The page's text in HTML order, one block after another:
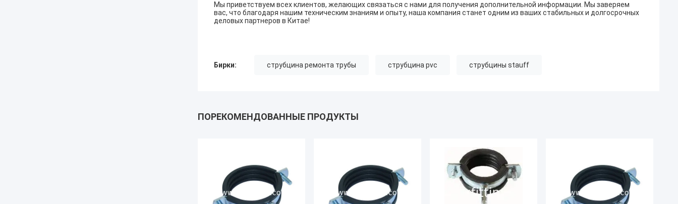
Мы приветствуем всех клиентов, желающих связаться с нами для получения дополнительной информации. Мы заверяем
вас, что благодаря нашим техническим знаниям и опыту, наша компания станет одним из ваших стабильных и долгосрочных
деловых партнеров в Китае!
Бирки: струбцина ремонта трубы струбцина pvc струбцины stauff
ПОРЕКОМЕНДОВАННЫЕ ПРОДУКТЫ